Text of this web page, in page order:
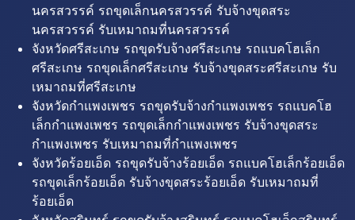
นครสวรรค์ รถขุดเล็กนครสวรรค์ รับจ้างขุดสระ
นครสวรรค์ รับเหมาถมที่นครสวรรค์
จังหวัดศรีสะเกษ รถขุดรับจ้างศรีสะเกษ รถแบคโฮเล็ก
ศรีสะเกษ รถขุดเล็กศรีสะเกษ รับจ้างขุดสระศรีสะเกษ รับ
เหมาถมที่ศรีสะเกษ
จังหวัดกำแพงเพชร รถขุดรับจ้างกำแพงเพชร รถแบคโฮ
เล็กกำแพงเพชร รถขุดเล็กกำแพงเพชร รับจ้างขุดสระ
กำแพงเพชร รับเหมาถมที่กำแพงเพชร
จังหวัดร้อยเอ็ด รถขุดรับจ้างร้อยเอ็ด รถแบคโฮเล็กร้อยเอ็ด
รถขุดเล็กร้อยเอ็ด รับจ้างขุดสระร้อยเอ็ด รับเหมาถมที่
ร้อยเอ็ด